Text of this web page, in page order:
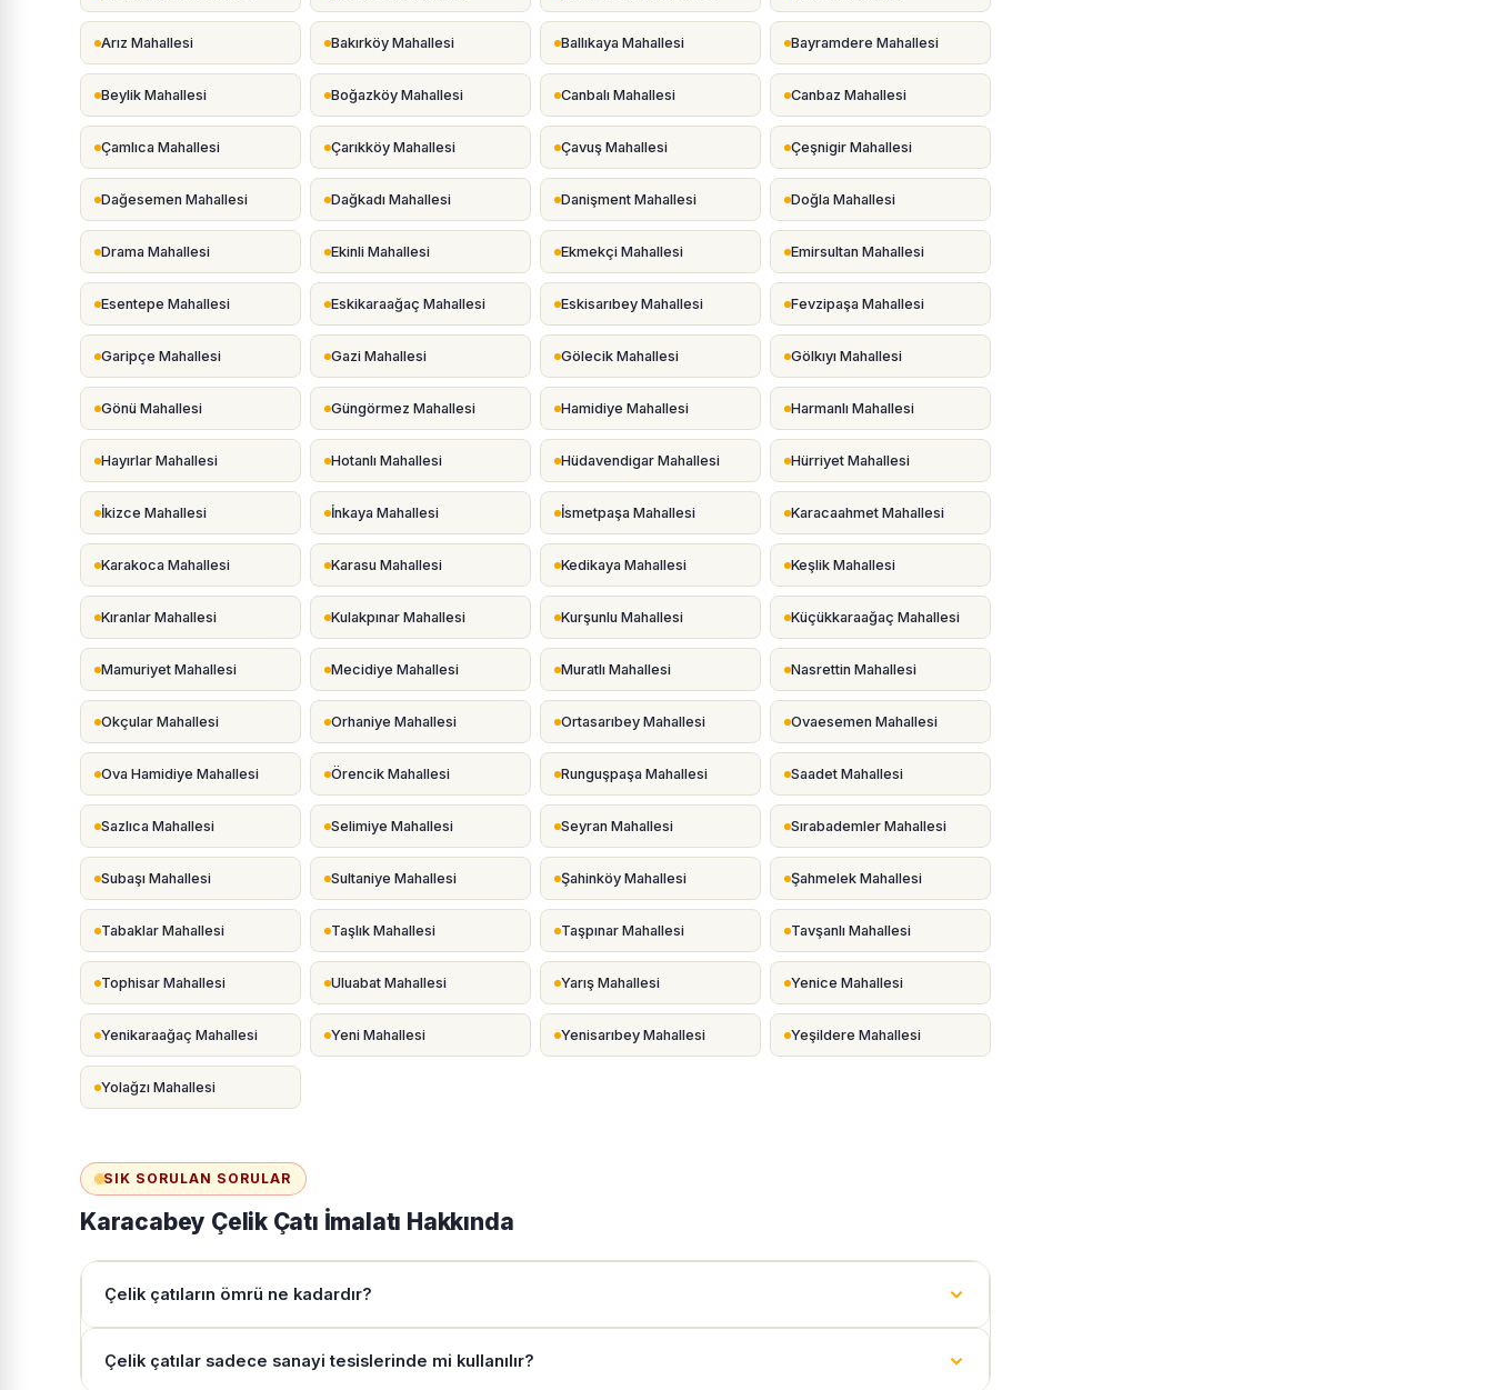
Arız Mahallesi Bakırköy Mahallesi Ballıkaya Mahallesi Bayramdere Mahallesi
Beylik Mahallesi Boğazköy Mahallesi Canbalı Mahallesi Canbaz Mahallesi
Çamlıca Mahallesi Çarıkköy Mahallesi Çavuş Mahallesi Çeşnigir Mahallesi
Dağesemen Mahallesi Dağkadı Mahallesi Danişment Mahallesi Doğla Mahallesi
Drama Mahallesi Ekinli Mahallesi Ekmekçi Mahallesi Emirsultan Mahallesi
Esentepe Mahallesi Eskikaraağaç Mahallesi Eskisarıbey Mahallesi Fevzipaşa Mahallesi
Garipçe Mahallesi Gazi Mahallesi Gölecik Mahallesi Gölkıyı Mahallesi
Gönü Mahallesi Güngörmez Mahallesi Hamidiye Mahallesi Harmanlı Mahallesi
Hayırlar Mahallesi Hotanlı Mahallesi Hüdavendigar Mahallesi Hürriyet Mahallesi
İkizce Mahallesi İnkaya Mahallesi İsmetpaşa Mahallesi Karacaahmet Mahallesi
Karakoca Mahallesi Karasu Mahallesi Kedikaya Mahallesi Keşlik Mahallesi
Kıranlar Mahallesi Kulakpınar Mahallesi Kurşunlu Mahallesi Küçükkaraağaç Mahallesi
Mamuriyet Mahallesi Mecidiye Mahallesi Muratlı Mahallesi Nasrettin Mahallesi
Okçular Mahallesi Orhaniye Mahallesi Ortasarıbey Mahallesi Ovaesemen Mahallesi
Ova Hamidiye Mahallesi Örencik Mahallesi Runguşpaşa Mahallesi Saadet Mahallesi
Sazlıca Mahallesi Selimiye Mahallesi Seyran Mahallesi Sırabademler Mahallesi
Subaşı Mahallesi Sultaniye Mahallesi Şahinköy Mahallesi Şahmelek Mahallesi
Tabaklar Mahallesi Taşlık Mahallesi Taşpınar Mahallesi Tavşanlı Mahallesi
Tophisar Mahallesi Uluabat Mahallesi Yarış Mahallesi Yenice Mahallesi
Yenikaraağaç Mahallesi Yeni Mahallesi Yenisarıbey Mahallesi Yeşildere Mahallesi
Yolağzı Mahallesi
SIK SORULAN SORULAR
Karacabey Çelik Çatı İmalatı Hakkında
Çelik çatıların ömrü ne kadardır?
Çelik çatılar sadece sanayi tesislerinde mi kullanılır?